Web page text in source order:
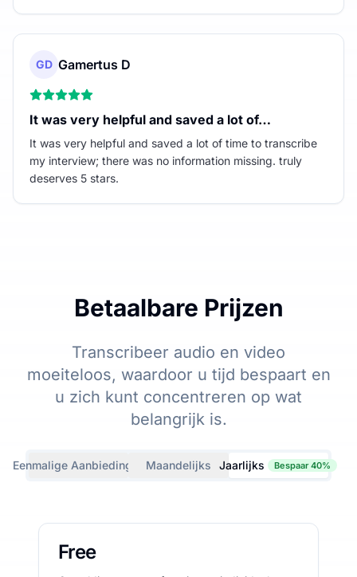
GD Gamertus D
It was very helpful and saved a lot of…
It was very helpful and saved a lot of time to transcribe
my interview; there was no information missing. truly
deserves 5 stars.
Betaalbare Prijzen
Transcribeer audio en video
moeiteloos, waardoor u tijd bespaart en
u zich kunt concentreren op wat
belangrijk is.
Eenmalige Aanbiedingen Maandelijks Jaarlijks Bespaar 40%
Free